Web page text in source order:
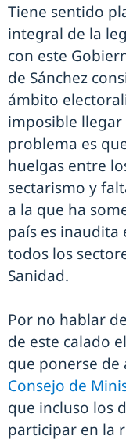
Tiene sentido
integral de la
con este
de Sánchez
ámbito
imposible llegar
problema es
huelgas entre
sectarismo y
a la que ha
país es inaudita
todos los
Sanidad.
Por no hablar
de este calado
que ponerse de
Consejo de
que incluso los
participar en la